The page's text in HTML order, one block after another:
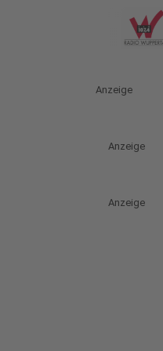
Anzeige
Anzeige
Anzeige